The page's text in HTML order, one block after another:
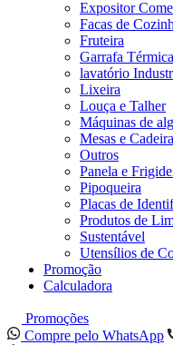
Expositor
Facas de
Fruteira
Garrafa Térmica
lavatório
Lixeira
Louça e Talher
Máquinas de
Mesas e
Outros
Panela e
Pipoqueira
Placas de
Produtos de
Sustentável
Utensílios de
Promoção
Calculadora
Promoções
Compre pelo WhatsApp